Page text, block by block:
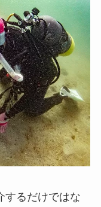
するだけではな